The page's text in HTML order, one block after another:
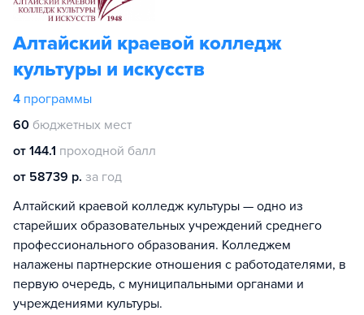
Алтайский краевой колледж
культуры и искусств
4 программы
60 бюджетных мест
от 144.1 проходной балл
от 58739 р. за год
Алтайский краевой колледж культуры — одно из
старейших образовательных учреждений среднего
профессионального образования. Колледжем
налажены партнерские отношения с работодателями, в
первую очередь, с муниципальными органами и
учреждениями культуры.